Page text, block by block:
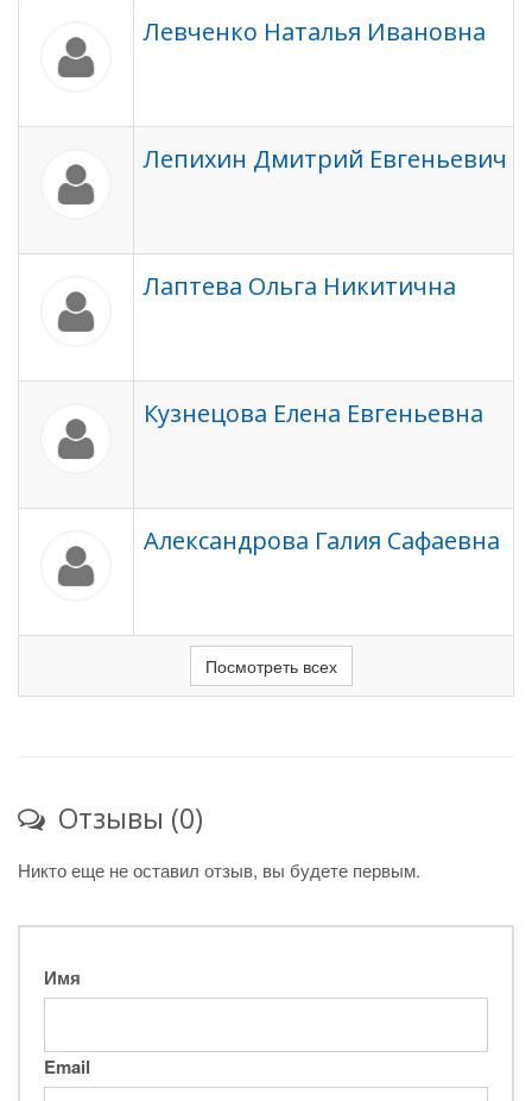
Левченко Наталья Ивановна
Лепихин Дмитрий Евгеньевич
Лаптева Ольга Никитична
Кузнецова Елена Евгеньевна
Александрова Галия Сафаевна
Посмотреть всех
Отзывы (0)
Никто еще не оставил отзыв, вы будете первым.
Имя
Email